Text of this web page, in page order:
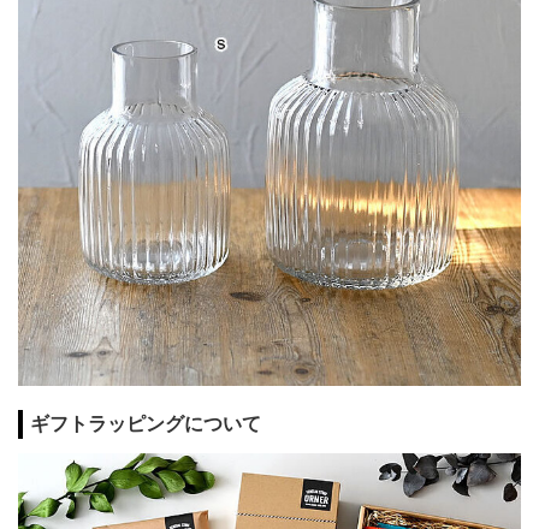
ギフトラッピングについて